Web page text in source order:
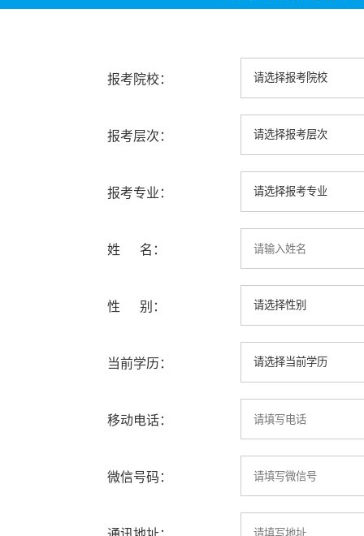
报考院校：
报考层次：
报考专业：
姓 名：
性 别：
当前学历：
移动电话：
微信号码：